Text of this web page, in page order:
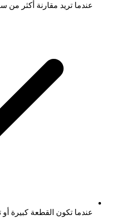
عندما تريد مقارنة أكثر من
عندما تكون القطعة كبيرة